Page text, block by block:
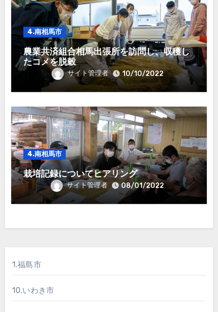
4.南相馬市
農業共済組合相馬出張所を訪問し、収穫し
たコメを脱穀
サイト管理者 10/10/2022
4.南相馬市
栽培記録についてヒアリング
サイト管理者 08/01/2022
1.福島市
10.いわき市